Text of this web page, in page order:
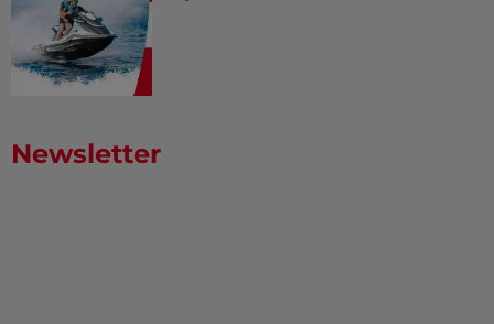
Newsletter